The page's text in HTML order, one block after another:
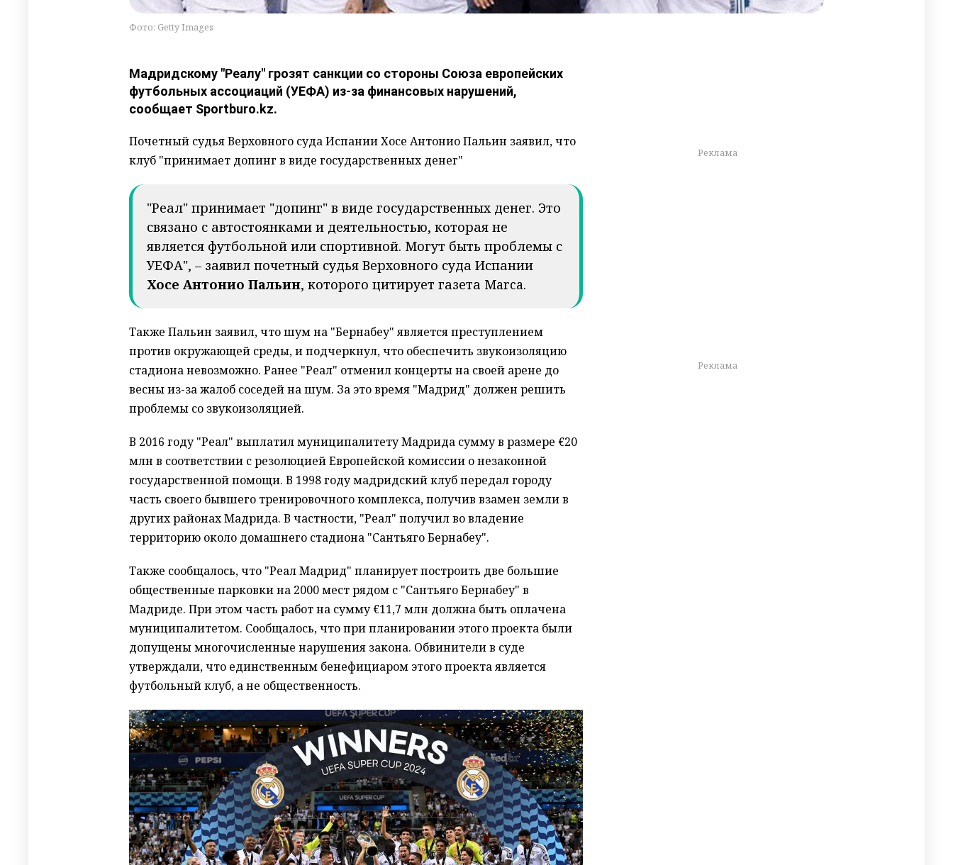
Фото: Getty Images
Мадридскому "Реалу" грозят санкции со стороны Союза европейских
футбольных ассоциаций (УЕФА) из-за финансовых нарушений,
сообщает Sportburo.kz.
Почетный судья Верховного суда Испании Хосе Антонио Пальин заявил, что
клуб "принимает допинг в виде государственных денег"
"Реал" принимает "допинг" в виде государственных денег. Это
связано с автостоянками и деятельностью, которая не
является футбольной или спортивной. Могут быть проблемы с
УЕФА", – заявил почетный судья Верховного суда Испании
Хосе Антонио Пальин, которого цитирует газета Marca.
Также Пальин заявил, что шум на "Бернабеу" является преступлением
против окружающей среды, и подчеркнул, что обеспечить звукоизоляцию
стадиона невозможно. Ранее "Реал" отменил концерты на своей арене до
весны из-за жалоб соседей на шум. За это время "Мадрид" должен решить
проблемы со звукоизоляцией.
В 2016 году "Реал" выплатил муниципалитету Мадрида сумму в размере €20
млн в соответствии с резолюцией Европейской комиссии о незаконной
государственной помощи. В 1998 году мадридский клуб передал городу
часть своего бывшего тренировочного комплекса, получив взамен земли в
других районах Мадрида. В частности, "Реал" получил во владение
территорию около домашнего стадиона "Сантьяго Бернабеу".
Также сообщалось, что "Реал Мадрид" планирует построить две большие
общественные парковки на 2000 мест рядом с "Сантьяго Бернабеу" в
Мадриде. При этом часть работ на сумму €11,7 млн должна быть оплачена
муниципалитетом. Сообщалось, что при планировании этого проекта были
допущены многочисленные нарушения закона. Обвинители в суде
утверждали, что единственным бенефициаром этого проекта является
футбольный клуб, а не общественность.